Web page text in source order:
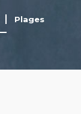
Plages